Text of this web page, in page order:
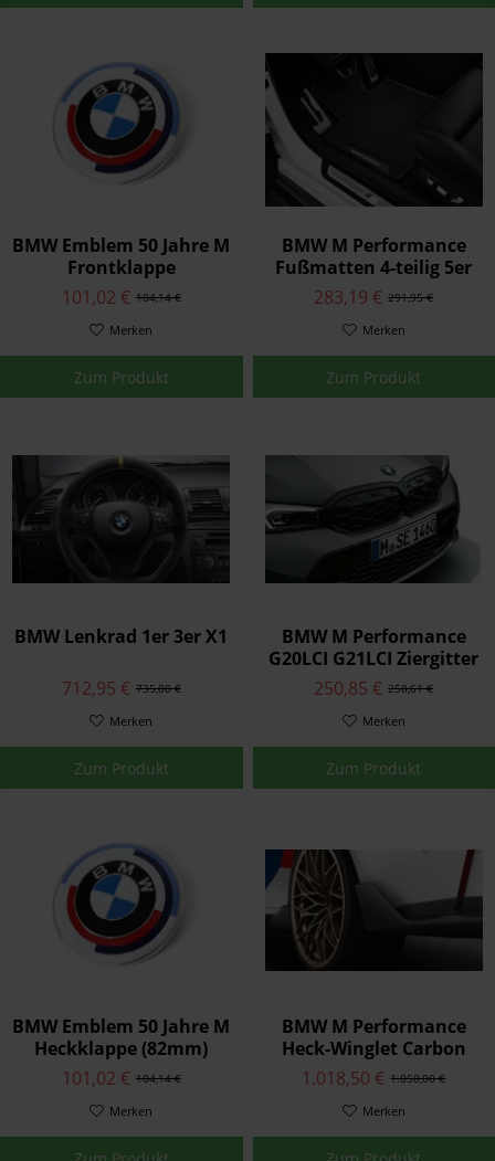
BMW Emblem 50 Jahre M
Frontklappe
Motorhaube (82mm)
104,14 €
101,02 €
Merken
Zum Produkt
BMW M Performance
Fußmatten 4-teilig 5er
291,95 €
283,19 €
Merken
Zum Produkt
BMW Lenkrad 1er 3er X1
735,00 €
712,95 €
Merken
Zum Produkt
BMW M Performance
G20LCI G21LCI Ziergitter
schwarz Mesh-Design
258,61 €
250,85 €
Merken
Zum Produkt
BMW Emblem 50 Jahre M
Heckklappe (82mm)
104,14 €
101,02 €
Merken
BMW M Performance
Heck-Winglet Carbon
rechts M31.050,00 €
1.018,50 €
Merken